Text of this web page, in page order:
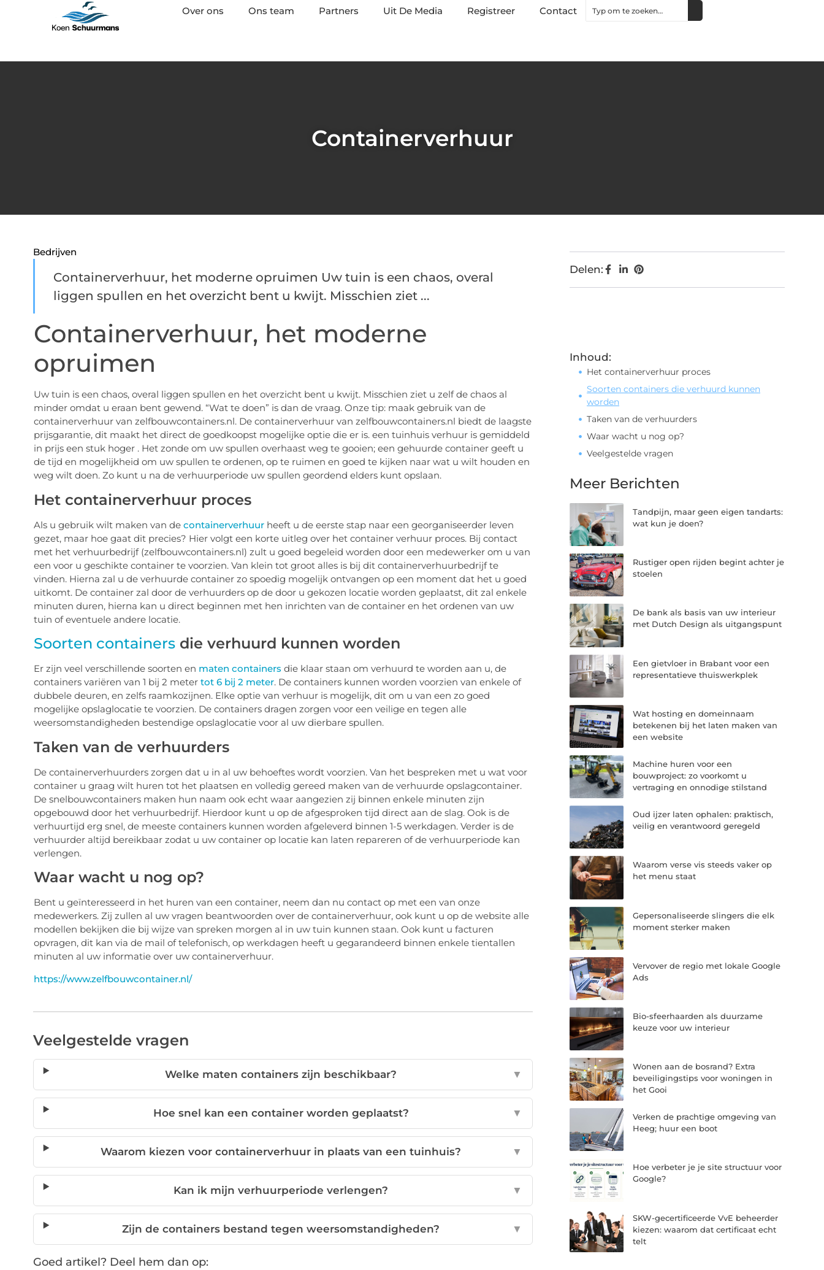
Over ons Ons team Partners Uit De Media Registreer Contact
Containerverhuur
Bedrijven
Containerverhuur, het moderne opruimen Uw tuin is een chaos, overal
liggen spullen en het overzicht bent u kwijt. Misschien ziet ...
Containerverhuur, het moderne
opruimen
Uw tuin is een chaos, overal liggen spullen en het overzicht bent u kwijt. Misschien ziet u zelf de chaos al
minder omdat u eraan bent gewend. “Wat te doen” is dan de vraag. Onze tip: maak gebruik van de
containerverhuur van zelfbouwcontainers.nl. De containerverhuur van zelfbouwcontainers.nl biedt de laagste
prijsgarantie, dit maakt het direct de goedkoopst mogelijke optie die er is. een tuinhuis verhuur is gemiddeld
in prijs een stuk hoger . Het zonde om uw spullen overhaast weg te gooien; een gehuurde container geeft u
de tijd en mogelijkheid om uw spullen te ordenen, op te ruimen en goed te kijken naar wat u wilt houden en
weg wilt doen. Zo kunt u na de verhuurperiode uw spullen geordend elders kunt opslaan.
Het containerverhuur proces
Als u gebruik wilt maken van de containerverhuurheeft u de eerste stap naar een georganiseerder leven
gezet, maar hoe gaat dit precies? Hier volgt een korte uitleg over het container verhuur proces. Bij contact
met het verhuurbedrijf (zelfbouwcontainers.nl) zult u goed begeleid worden door een medewerker om u van
een voor u geschikte container te voorzien. Van klein tot groot alles is bij dit containerverhuurbedrijf te
vinden. Hierna zal u de verhuurde container zo spoedig mogelijk ontvangen op een moment dat het u goed
uitkomt. De container zal door de verhuurders op de door u gekozen locatie worden geplaatst, dit zal enkele
minuten duren, hierna kan u direct beginnen met hen inrichten van de container en het ordenen van uw
tuin of eventuele andere locatie.
Soorten containersdie verhuurd kunnen worden
Er zijn veel verschillende soorten en maten containers die klaar staan om verhuurd te worden aan u, de
containers variëren van 1 bij 2 meter tot 6 bij 2 meter. De containers kunnen worden voorzien van enkele of
dubbele deuren, en zelfs raamkozijnen. Elke optie van verhuur is mogelijk, dit om u van een zo goed
mogelijke opslaglocatie te voorzien. De containers dragen zorgen voor een veilige en tegen alle
weersomstandigheden bestendige opslaglocatie voor al uw dierbare spullen.
Taken van de verhuurders
De containerverhuurders zorgen dat u in al uw behoeftes wordt voorzien. Van het bespreken met u wat voor
container u graag wilt huren tot het plaatsen en volledig gereed maken van de verhuurde opslagcontainer.
De snelbouwcontainers maken hun naam ook echt waar aangezien zij binnen enkele minuten zijn
opgebouwd door het verhuurbedrijf. Hierdoor kunt u op de afgesproken tijd direct aan de slag. Ook is de
verhuurtijd erg snel, de meeste containers kunnen worden afgeleverd binnen 1-5 werkdagen. Verder is de
verhuurder altijd bereikbaar zodat u uw container op locatie kan laten repareren of de verhuurperiode kan
verlengen.
Waar wacht u nog op?
Bent u geïnteresseerd in het huren van een container, neem dan nu contact op met een van onze
medewerkers. Zij zullen al uw vragen beantwoorden over de containerverhuur, ook kunt u op de website alle
modellen bekijken die bij wijze van spreken morgen al in uw tuin kunnen staan. Ook kunt u facturen
opvragen, dit kan via de mail of telefonisch, op werkdagen heeft u gegarandeerd binnen enkele tientallen
minuten al uw informatie over uw containerverhuur.
https://www.zelfbouwcontainer.nl/
Veelgestelde vragen
Welke maten containers zijn beschikbaar? ▼
Hoe snel kan een container worden geplaatst? ▼
Waarom kiezen voor containerverhuur in plaats van een tuinhuis? ▼
Kan ik mijn verhuurperiode verlengen? ▼
Zijn de containers bestand tegen weersomstandigheden? ▼
Goed artikel? Deel hem dan op:
Delen:
Inhoud:
Het containerverhuur proces
Soorten containers die verhuurd kunnen
worden
Taken van de verhuurders
Waar wacht u nog op?
Veelgestelde vragen
Meer Berichten
Tandpijn, maar geen eigen tandarts:
wat kun je doen?
Rustiger open rijden begint achter je
stoelen
De bank als basis van uw interieur
met Dutch Design als uitgangspunt
Een gietvloer in Brabant voor een
representatieve thuiswerkplek
Wat hosting en domeinnaam
betekenen bij het laten maken van
een website
Machine huren voor een
bouwproject: zo voorkomt u
vertraging en onnodige stilstand
Oud ijzer laten ophalen: praktisch,
veilig en verantwoord geregeld
Waarom verse vis steeds vaker op
het menu staat
Gepersonaliseerde slingers die elk
moment sterker maken
Vervover de regio met lokale Google
Ads
Bio-sfeerhaarden als duurzame
keuze voor uw interieur
Wonen aan de bosrand? Extra
beveiligingstips voor woningen in
het Gooi
Verken de prachtige omgeving van
Heeg; huur een boot
Hoe verbeter je je site structuur voor
Google?
SKW-gecertificeerde VvE beheerder
kiezen: waarom dat certificaat echt
telt